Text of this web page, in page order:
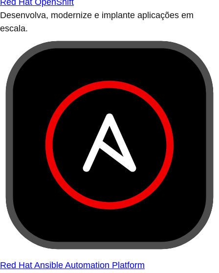
Red Hat OpenShift
Desenvolva, modernize e implante aplicações em
escala.
Red Hat Ansible Automation Platform